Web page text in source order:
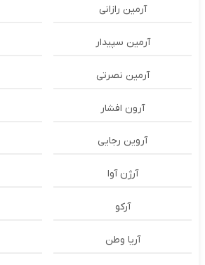
آرمین رازانی
آرمین سپیدار
آرمین نصرتی
آرون افشار
آروین رجایی
آرژن آوا
آرکو
آریا وطن